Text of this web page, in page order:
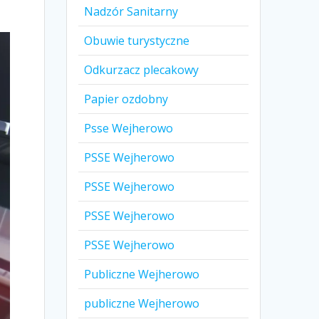
Nadzór Sanitarny
Obuwie turystyczne
Odkurzacz plecakowy
Papier ozdobny
Psse Wejherowo
PSSE Wejherowo
PSSE Wejherowo
PSSE Wejherowo
PSSE Wejherowo
Publiczne Wejherowo
publiczne Wejherowo